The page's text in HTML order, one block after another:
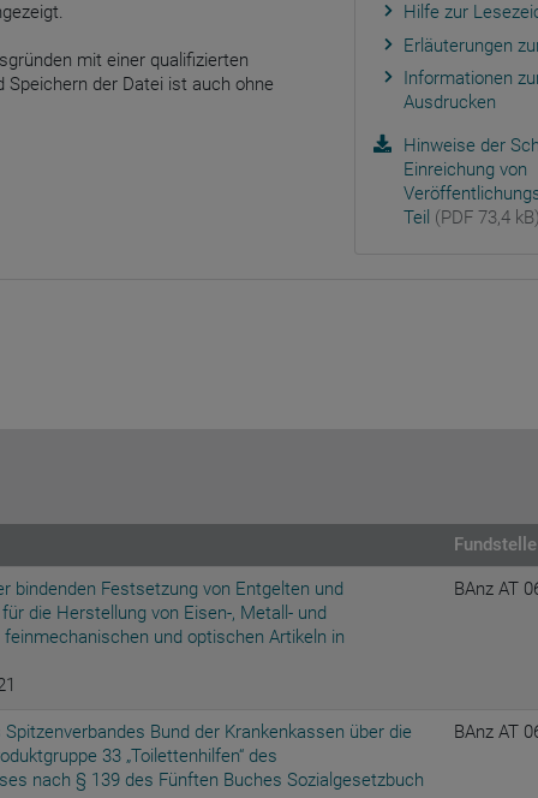
mit einer qualifizierten
Speichern der Datei ist auch ohne
Hilfe zur
Erläuterungen
Informationen
Ausdrucken
Hinweise der
Einreichung von
Teil (PDF 73,4 kB)
Fundstelle
bindenden Festsetzung von Entgelten und
die Herstellung von Eisen-, Metall- und
feinmechanischen und optischen Artikeln in
BAnz AT
Bund der Krankenkassen über die
33 „Toilettenhilfen“ des
nach § 139 des Fünften Buches Sozialgesetzbuch
BAnz AT